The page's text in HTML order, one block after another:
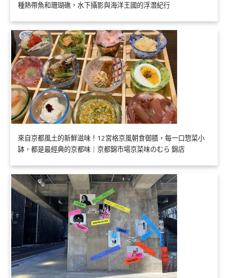
種熱帶魚和珊瑚礁，水下攝影與海洋王國的浮潛紀行
來自京都風土的新鮮滋味！12宮格京風朝食御膳，每一口惣菜小
缽，都是最經典的京都味｜京都錦市場京菜味のむら 錦店